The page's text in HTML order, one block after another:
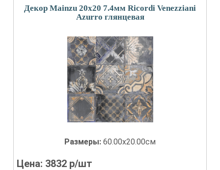
Декор Mainzu 20x20 7.4мм Ricordi Venezziani
Azurro глянцевая
Размеры: 60.00x20.00см
Цена: 3832 р/шт